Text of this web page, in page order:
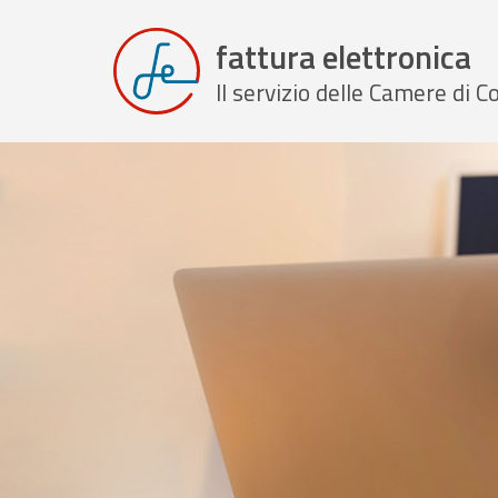
fattura elettronica
Il servizio delle Camere di